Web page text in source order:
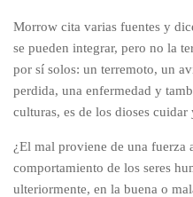
Morrow cita varias fuentes y
se pueden integrar, pero no la
por sí solos: un terremoto, un
perdida, una enfermedad y
culturas, es de los dioses cuidar
¿El mal proviene de una fuerza
comportamiento de los seres
ulteriormente, en la buena o